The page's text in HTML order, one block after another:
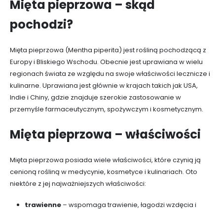
Mięta pieprzowa – skąd
pochodzi?
Mięta pieprzowa (Mentha piperita) jest rośliną pochodzącą z
Europy i Bliskiego Wschodu. Obecnie jest uprawiana w wielu
regionach świata ze względu na swoje właściwości lecznicze i
kulinarne. Uprawiana jest głównie w krajach takich jak USA,
Indie i Chiny, gdzie znajduje szerokie zastosowanie w
przemyśle farmaceutycznym, spożywczym i kosmetycznym.
Mięta pieprzowa – właściwości
Mięta pieprzowa posiada wiele właściwości, które czynią ją
cenioną rośliną w medycynie, kosmetyce i kulinariach. Oto
niektóre z jej najważniejszych właściwości:
trawienne– wspomaga trawienie, łagodzi wzdęcia i